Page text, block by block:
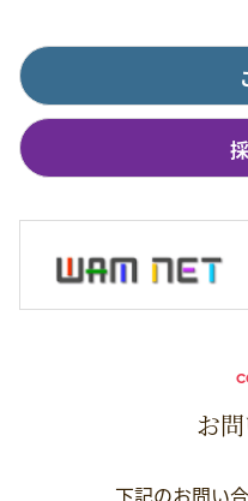
お
下記のお問い